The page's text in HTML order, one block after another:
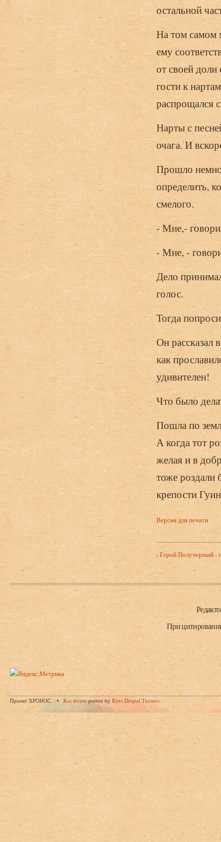
остальной
На том самом
ему
от своей доли
гости к
распрощался
Нарты с
очага. И
Прошло
определить,
смелого.
- Мне,-
- Мне, -
Дело
голос.
Тогда
Он рассказал
как
удивителен!
Что было
Пошла по
А когда тот
желая и в
тоже роздали
крепости
Версия для печати
‹ Герой Получерный -
Нижний колонтитул
При
Проект ХРОНОС. Koi themeported byKiwi Drupal Themes.